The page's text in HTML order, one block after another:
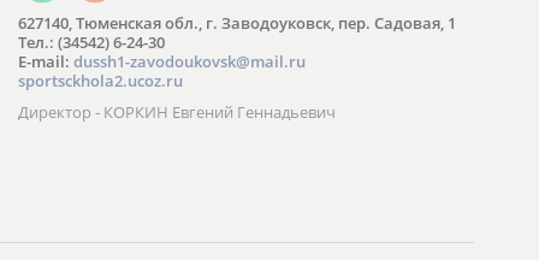
627140, Тюменская обл., г. Заводоуковск, пер. Садовая, 1
Тел.: (34542) 6-24-30
​E-mail: dussh1-zavodoukovsk@mail.ru
sportsckhola2.ucoz.ru
Директор - КОРКИН Евгений Геннадьевич